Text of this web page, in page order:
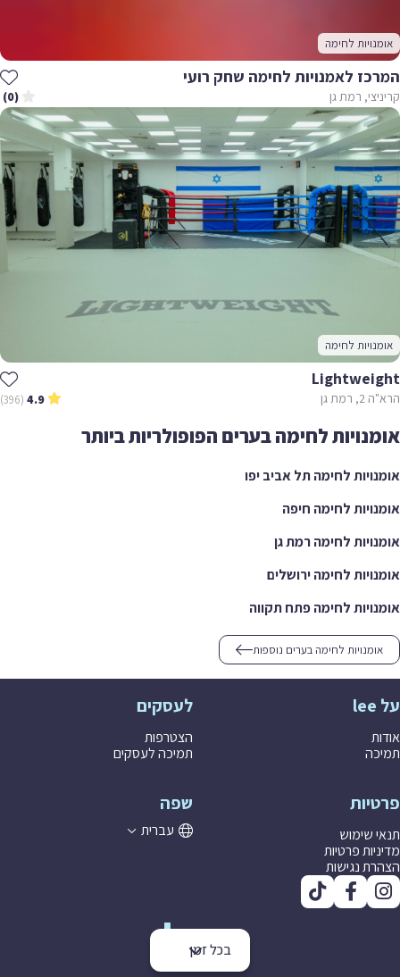
אומנויות לחימה
המרכז לאמנויות לחימה שחק רועי
קריניצי, רמת גן (0)
אומנויות לחימה
Lightweight
הרא"ה 2, רמת גן 4.9
(396)
בכל זמן
אומנויות לחימה בערים הפופולריות ביותר
אומנויות לחימה תל אביב יפו
אומנויות לחימה חיפה
אומנויות לחימה רמת גן
אומנויות לחימה ירושלים
אומנויות לחימה פתח תקווה
אומנויות לחימה בערים נוספות
על lee
אודות
תמיכה
לעסקים
הצטרפות
תמיכה לעסקים
פרטיות
תנאי שימוש
מדיניות פרטיות
הצהרת נגישות
שפה
עברית